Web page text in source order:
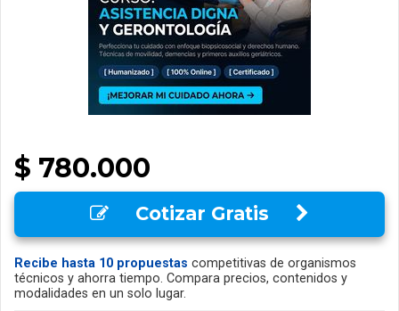
$ 780.000
Cotizar Gratis
Recibe hasta 10 propuestas competitivas de organismos
técnicos y ahorra tiempo. Compara precios, contenidos y
modalidades en un solo lugar.